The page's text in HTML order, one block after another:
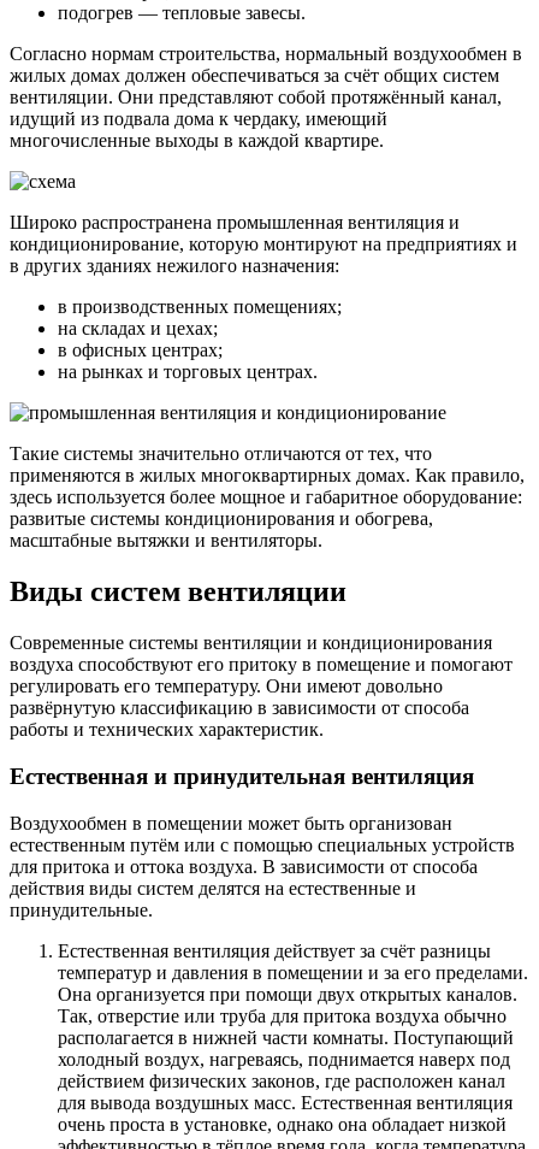
подогрев — тепловые завесы.
Согласно нормам строительства, нормальный воздухообмен в
жилых домах должен обеспечиваться за счёт общих систем
вентиляции. Они представляют собой протяжённый канал,
идущий из подвала дома к чердаку, имеющий
многочисленные выходы в каждой квартире.
Широко распространена промышленная вентиляция и
кондиционирование, которую монтируют на предприятиях и
в других зданиях нежилого назначения:
в производственных помещениях;
на складах и цехах;
в офисных центрах;
на рынках и торговых центрах.
Такие системы значительно отличаются от тех, что
применяются в жилых многоквартирных домах. Как правило,
здесь используется более мощное и габаритное оборудование:
развитые системы кондиционирования и обогрева,
масштабные вытяжки и вентиляторы.
Виды систем вентиляции
Современные системы вентиляции и кондиционирования
воздуха способствуют его притоку в помещение и помогают
регулировать его температуру. Они имеют довольно
развёрнутую классификацию в зависимости от способа
работы и технических характеристик.
Естественная и принудительная вентиляция
Воздухообмен в помещении может быть организован
естественным путём или с помощью специальных устройств
для притока и оттока воздуха. В зависимости от способа
действия виды систем делятся на естественные и
принудительные.
Естественная вентиляция действует за счёт разницы
температур и давления в помещении и за его пределами.
Она организуется при помощи двух открытых каналов.
Так, отверстие или труба для притока воздуха обычно
располагается в нижней части комнаты. Поступающий
холодный воздух, нагреваясь, поднимается наверх под
действием физических законов, где расположен канал
для вывода воздушных масс. Естественная вентиляция
очень проста в установке, однако она обладает низкой